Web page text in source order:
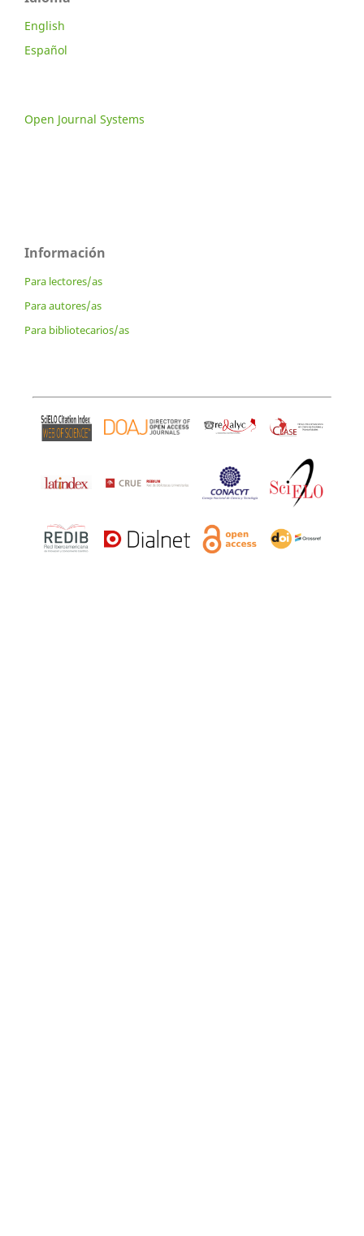
English
Español
Open Journal Systems
Información
Para lectores/as
Para autores/as
Para bibliotecarios/as